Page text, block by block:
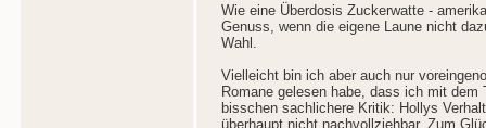
Wie eine Überdosis Zuckerwatte -
Genuss, wenn die eigene Laune nicht
Wahl.
Vielleicht bin ich aber auch nur
Romane gelesen habe, dass ich mit
bisschen sachlichere Kritik: Hollys
überhaupt nicht nachvollziehbar. Zum